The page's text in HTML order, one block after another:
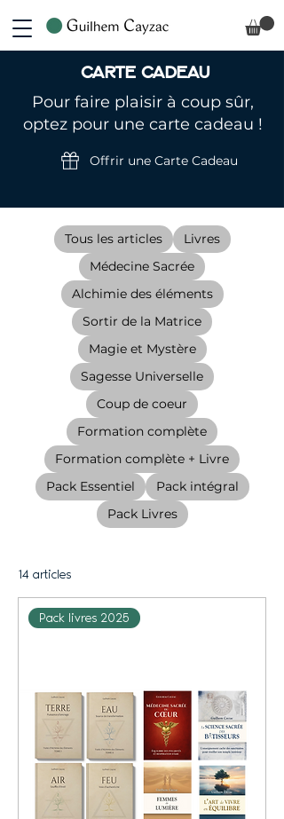
Carte Cadeau
Pour faire plaisir à coup sûr,
optez pour une carte cadeau !
Offrir une Carte Cadeau
Tous les articles
Livres
Médecine Sacrée
Alchimie des éléments
Sortir de la Matrice
Magie et Mystère
Sagesse Universelle
Coup de coeur
Formation complète
Formation complète + Livre
Pack Essentiel
Pack intégral
Pack Livres
14 articles
Pack livres 2025